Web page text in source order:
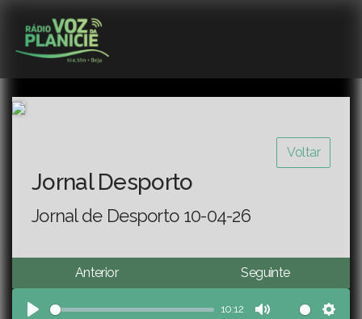
Voltar
Jornal Desporto
Jornal de Desporto 10-04-26
Anterior Seguinte
10:12